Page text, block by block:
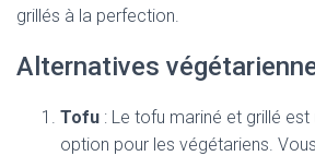
grillés à la perfection.
Alternatives
Tofu : Le tofu mariné et grillé
option pour les végétariens.